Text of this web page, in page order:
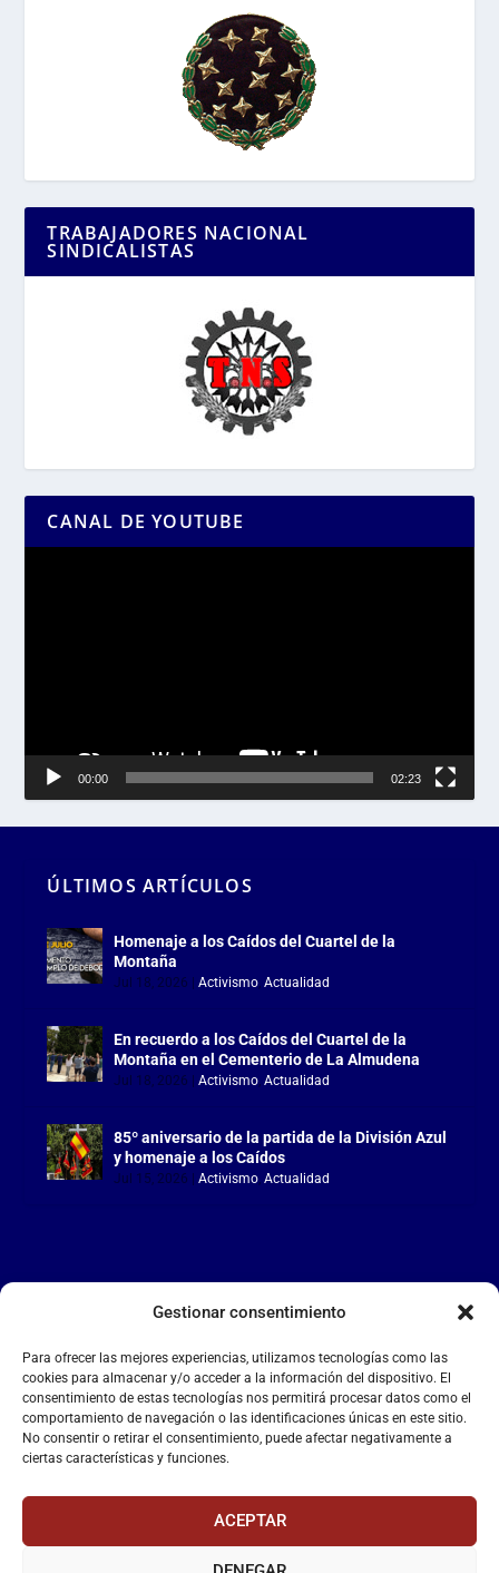
Gestionar consentimiento
Para ofrecer las mejores experiencias, utilizamos tecnologías como las
cookies para almacenar y/o acceder a la información del dispositivo. El
consentimiento de estas tecnologías nos permitirá procesar datos como el
comportamiento de navegación o las identificaciones únicas en este sitio.
No consentir o retirar el consentimiento, puede afectar negativamente a
ciertas características y funciones.
ACEPTAR
TRABAJADORES NACIONAL
SINDICALISTAS
CANAL DE YOUTUBE
00:00 02:23
ÚLTIMOS ARTÍCULOS
Homenaje a los Caídos del Cuartel de la
Montaña
Jul 18, 2026 |Activismo,Actualidad
En recuerdo a los Caídos del Cuartel de la
Montaña en el Cementerio de La Almudena
Jul 18, 2026 |Activismo,Actualidad
85º aniversario de la partida de la División Azul
y homenaje a los Caídos
Jul 15, 2026 |Activismo,Actualidad
LA FALANGE
Reproductor
de
vídeo